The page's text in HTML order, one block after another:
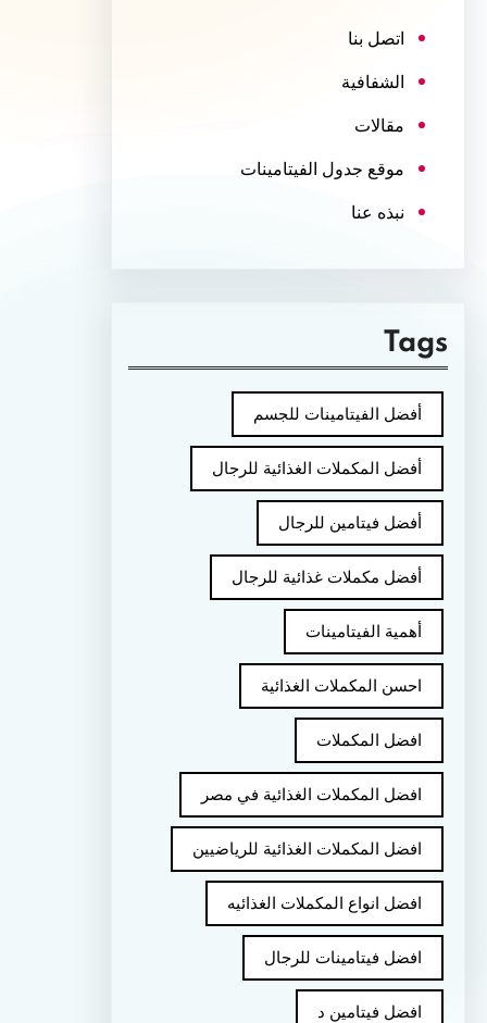
اتصل بنا
الشفافية
مقالات
موقع جدول الفيتامينات
نبذه عنا
Tags
أفضل الفيتامينات للجسم
أفضل المكملات الغذائية للرجال
أفضل فيتامين للرجال
أفضل مكملات غذائية للرجال
أهمية الفيتامينات
احسن المكملات الغذائية
افضل المكملات
افضل المكملات الغذائية في مصر
افضل المكملات الغذائية للرياضيين
افضل انواع المكملات الغذائيه
افضل فيتامينات للرجال
افضل فيتامين د